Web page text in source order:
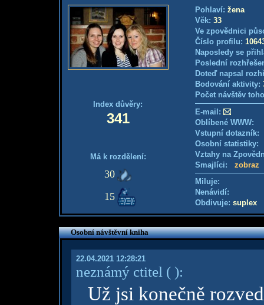
Index důvěry:
341
Má k rozdělení:
30
15
Pohlaví: žena
Věk: 33
Ve zpovědnici
Číslo profilu:
Naposledy se
Poslední
Doteď napsal
Bodování aktivity:
Počet návštěv
E-mail:
Oblíbené WWW:
Vstupní
Osobní
Vztahy na
Smajlíci: zobraz
Miluje:
Nenávidí:
Obdivuje: suplex
Osobní návštěvní kniha
22.04.2021 12:28:21
neznámý ctitel ( ):
Už jsi konečně